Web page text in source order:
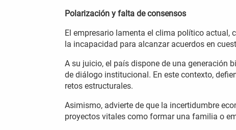
Polarización y falta de consensos
El empresario lamenta el clima político
la incapacidad para alcanzar acuerdos en
A su juicio, el país dispone de una generación
de diálogo institucional. En este contexto,
retos estructurales.
Asimismo, advierte de que la incertidumbre
proyectos vitales como formar una familia o